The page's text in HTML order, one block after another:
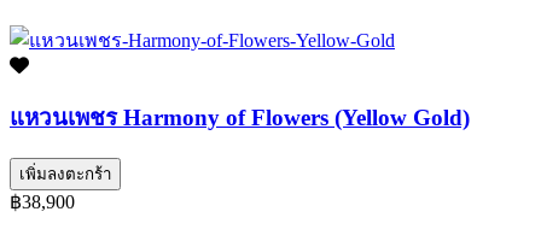
แหวนเพชร Harmony of Flowers (Yellow Gold)
เพิ่มลงตะกร้า
฿38,900